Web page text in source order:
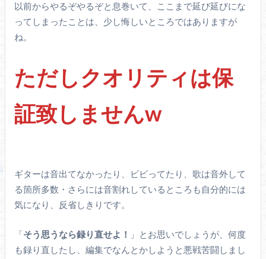
以前からやるぞやるぞと息巻いて、ここまで延び延びにな
ってしまったことは、少し悔しいところではありますが
ね。
ただしクオリティは保
証致しませんw
ギターは音出てなかったり、ビビってたり、歌は音外して
る箇所多数・さらには音割れしているところも自分的には
気になり、反省しきりです。
「そう思うなら録り直せよ！
」とお思いでしょうが、何度
も録り直したし、編集でなんとかしようと悪戦苦闘しまし